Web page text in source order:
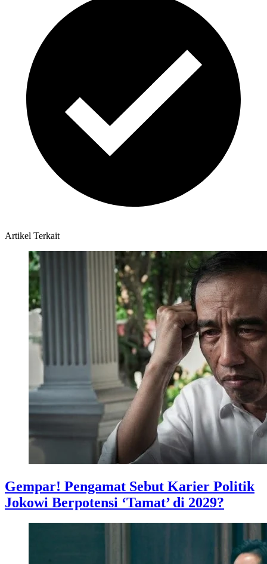
Artikel Terkait
Gempar! Pengamat Sebut Karier Politik
Jokowi Berpotensi ‘Tamat’ di 2029?